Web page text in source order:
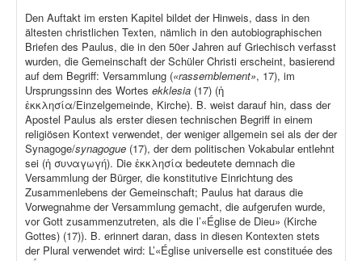
Den Auftakt im ersten Kapitel bildet der Hinweis, dass in den
ältesten christlichen Texten, nämlich in den autobiographischen
Briefen des Paulus, die in den 50er Jahren auf Griechisch verfasst
wurden, die Gemeinschaft der Schüler Christi erscheint, basierend
auf dem Begriff: Versammlung («rassemblement», 17), im
Ursprungssinn des Wortes ekklesia (17) (ἡ
ἐκκλησία/Einzelgemeinde, Kirche). B. weist darauf hin, dass der
Apostel Paulus als erster diesen technischen Begriff in einem
religiösen Kontext verwendet, der weniger allgemein sei als der der
Synagoge/synagogue (17), der dem politischen Vokabular entlehnt
sei (ἡ συναγωγή). Die ἐκκλησία bedeutete demnach die
Versammlung der Bürger, die konstitutive Einrichtung des
Zusammenlebens der Gemeinschaft; Paulus hat daraus die
Vorwegnahme der Versammlung gemacht, die aufgerufen wurde,
vor Gott zusammenzutreten, als die l’«Église de Dieu» (Kirche
Gottes) (17)). B. erinnert daran, dass in diesen Kontexten stets
der Plural verwendet wird: L’«Église universelle est constituée des